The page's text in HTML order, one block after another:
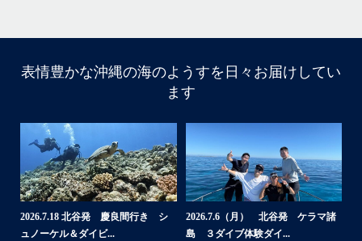
はいさ〜い
今回は家族でご参加頂きました
でも途中からガンガン入ってくれ良かった
カメも全員会えてよかった
今回の船はほかの船が行かないところなのでカメが人馴れ
してなくてスグに逃げられる
ホワイトチップも近くまで寄ってきて怖かった
家族の集合写真はいいね
次回は夏！お待ちしてます
表情豊かな沖縄の海のようすを日々お届けしてい
ます
2026.7.6（月） 北谷発 ケラマ諸
島 ３ダイブ体験ダイ...
2026.6.22（月） 北谷発 ケラマ諸
島 体験ダイビング...